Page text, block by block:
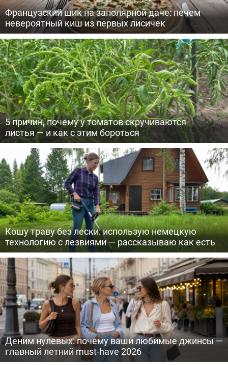
Французский шик на заполярной даче: печем
невероятный киш из первых лисичек
5 причин, почему у томатов скручиваются
листья — и как с этим бороться
Кошу траву без лески: использую немецкую
технологию с лезвиями — рассказываю как есть
Деним нулевых: почему ваши любимые джинсы —
главный летний must-have 2026